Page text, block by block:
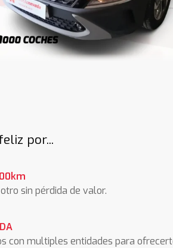
por...
sin pérdida de valor.
con multiples entidades para